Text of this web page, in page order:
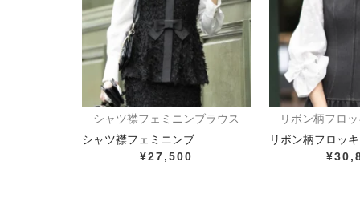
シャツ襟フェミニンブラウス
シャツ襟フェミニンブ…
¥27,500
リボン柄フロ
リボン柄フロッ